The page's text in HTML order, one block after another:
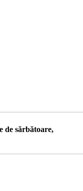
de sărbătoare,